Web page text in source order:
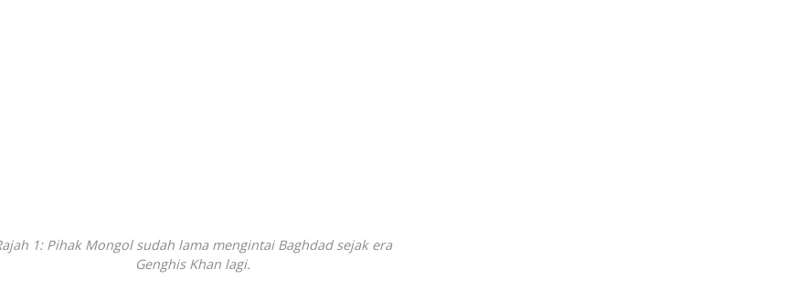
1: Pihak Mongol sudah lama mengintai Baghdad sejak era
Genghis Khan lagi.